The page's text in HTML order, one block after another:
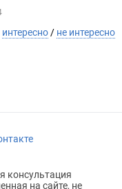
интересно / не интересно
консультация
на сайте, не